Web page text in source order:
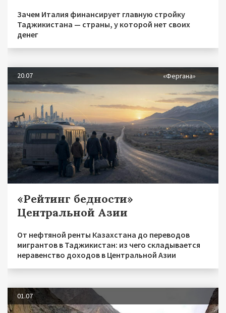
Зачем Италия финансирует главную стройку
Таджикистана — страны, у которой нет своих
денег
20.07 «Фергана»
«Рейтинг бедности»
Центральной Азии
От нефтяной ренты Казахстана до переводов
мигрантов в Таджикистан: из чего складывается
неравенство доходов в Центральной Азии
01.07